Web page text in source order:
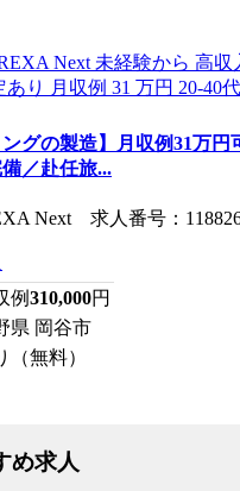
ングの製造】月収例31万円
／赴任旅...
Next 求人番号：
例310,000円
県 岡谷市
（無料）
め求人